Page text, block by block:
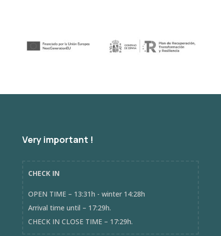
Very important !
CHECK IN
OPEN TIME – 13:31h - winter 14:28h
Arrival time until – 17:29h.
CHECK IN CLOSE TIME – 17:29h.